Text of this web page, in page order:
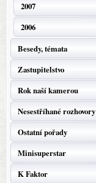
2007
2006
Besedy, témata
Zastupitelstvo
Rok naší kamerou
Nesestříhané rozhovory
Ostatní pořady
Minisuperstar
K Faktor